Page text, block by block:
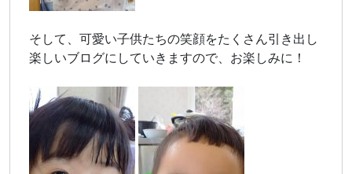
そして、可愛い子供たちの笑顔をたくさん引き出し
楽しいブログにしていきますので、お楽しみに！